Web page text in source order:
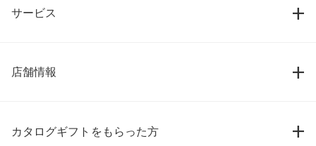
サービス
店舗情報
カタログギフトをもらった方